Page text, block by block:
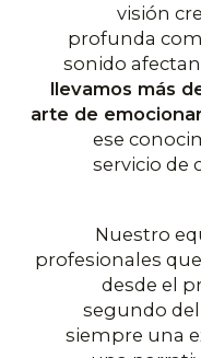
visión
profunda
sonido
llevamos más
arte de
ese
servicio de
Nuestro
profesionales
desde el
segundo
siempre una